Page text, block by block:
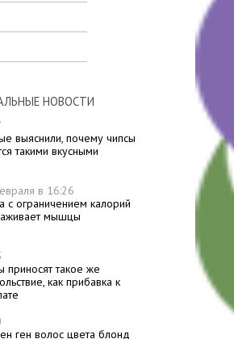
НОВОСТИ
выяснили, почему чипсы
такими вкусными
в 16:26
с ограничением калорий
мышцы
приносят такое же
как прибавка к
ген волос цвета блонд